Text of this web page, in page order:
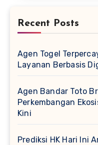
Recent Posts
Agen Togel
Layanan Berbasis
Agen Bandar Toto
Perkembangan
Kini
Prediksi HK Hari Ini